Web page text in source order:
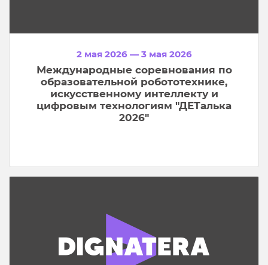
2 мая 2026 — 3 мая 2026
Международные соревнования по
образовательной робототехнике,
искусственному интеллекту и
цифровым технологиям "ДЕТалька
2026"